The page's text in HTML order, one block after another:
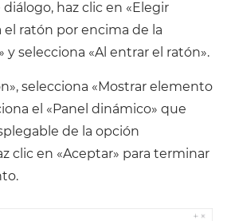
haz clic en «Elegir
el ratón por encima de la
y selecciona «Al entrar el ratón».
selecciona «Mostrar elemento
el «Panel dinámico» que
de la opción
clic en «Aceptar» para terminar